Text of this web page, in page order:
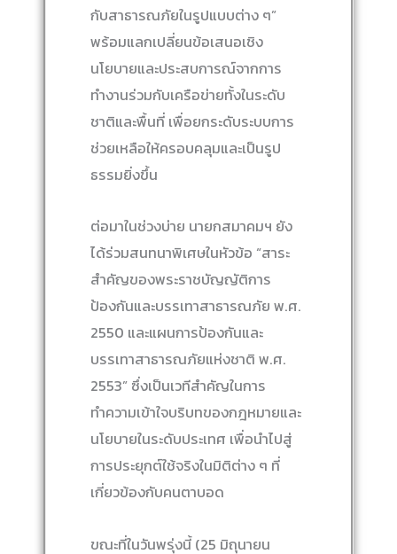
กับสาธารณภัยในรูปแบบต่าง ๆ”
พร้อมแลกเปลี่ยนข้อเสนอเชิง
นโยบายและประสบการณ์จากการ
ทำงานร่วมกับเครือข่ายทั้งในระดับ
ชาติและพื้นที่ เพื่อยกระดับระบบการ
ช่วยเหลือให้ครอบคลุมและเป็นรูป
ธรรมยิ่งขึ้น
ต่อมาในช่วงบ่าย นายกสมาคมฯ ยัง
ได้ร่วมสนทนาพิเศษในหัวข้อ “สาระ
สำคัญของพระราชบัญญัติการ
ป้องกันและบรรเทาสาธารณภัย พ.ศ.
2550 และแผนการป้องกันและ
บรรเทาสาธารณภัยแห่งชาติ พ.ศ.
2553” ซึ่งเป็นเวทีสำคัญในการ
ทำความเข้าใจบริบทของกฎหมายและ
นโยบายในระดับประเทศ เพื่อนำไปสู่
การประยุกต์ใช้จริงในมิติต่าง ๆ ที่
เกี่ยวข้องกับคนตาบอด
ขณะที่ในวันพรุ่งนี้ (25 มิถุนายน